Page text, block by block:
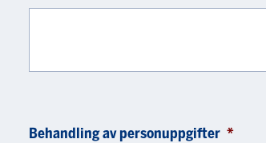
Behandling av personuppgifter *